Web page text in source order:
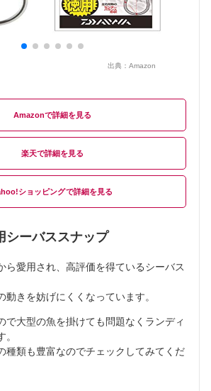
出典： Amazon
Amazon
楽天
ショッピング
シーバススナップ
ら愛用され、高評価を得ているシーバス
動きを妨げにくくなっています。
で大型の魚を掛けても問題なくランディ
種類も豊富なのでチェックしてみてくだ